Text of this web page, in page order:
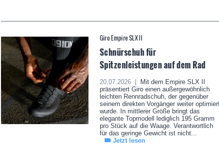
Giro Empire SLX II
Schnürschuh für
Spitzenleistungen auf dem Rad
20.07.2026 |
Mit dem Empire SLX II
präsentiert Giro einen außergewöhnlich
leichten Rennradschuh, der gegenüber
seinem direkten Vorgänger weiter
wurde. In mittlerer Größe bringt das
elegante Topmodell lediglich 195 Gramm
pro Stück auf die Waage. Verantwortlich
für das geringe Gewicht ist nicht...
Jetzt lesen